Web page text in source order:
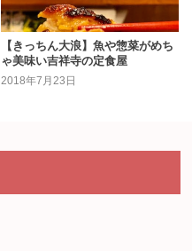
【きっちん大浪】魚や惣菜がめち
ゃ美味い吉祥寺の定食屋
2018年7月23日